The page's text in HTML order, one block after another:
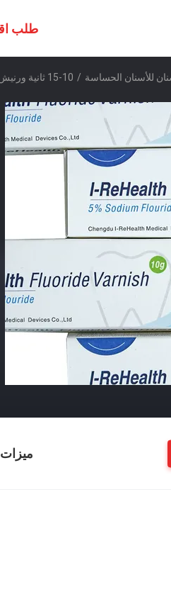
طلب
للأسنان الحساسة / 10-15 ثانية ورنيش أسنان للأسنان الحساسة 5٪ ورنيش فلورايد الصوديوم
ميزات